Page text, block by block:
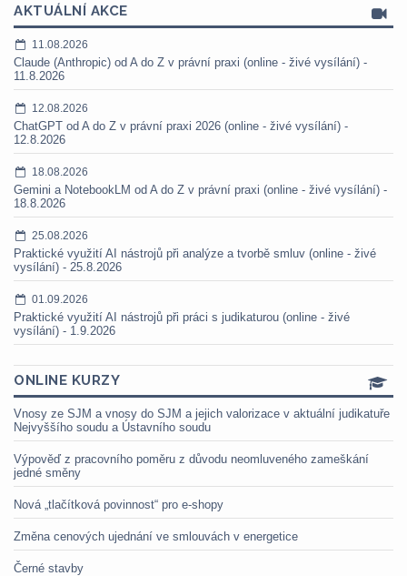
AKTUÁLNÍ AKCE
11.08.2026
Claude (Anthropic) od A do Z v právní praxi (online - živé vysílání) -
11.8.2026
12.08.2026
ChatGPT od A do Z v právní praxi 2026 (online - živé vysílání) -
12.8.2026
18.08.2026
Gemini a NotebookLM od A do Z v právní praxi (online - živé vysílání) -
18.8.2026
25.08.2026
Praktické využití AI nástrojů při analýze a tvorbě smluv (online - živé
vysílání) - 25.8.2026
01.09.2026
Praktické využití AI nástrojů při práci s judikaturou (online - živé
vysílání) - 1.9.2026
ONLINE KURZY
Vnosy ze SJM a vnosy do SJM a jejich valorizace v aktuální judikatuře
Nejvyššího soudu a Ústavního soudu
Výpověď z pracovního poměru z důvodu neomluveného zameškání
jedné směny
Nová „tlačítková povinnost“ pro e-shopy
Změna cenových ujednání ve smlouvách v energetice
Černé stavby